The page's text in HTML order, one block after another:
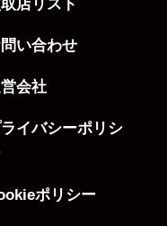
店リスト
い合わせ
会社
イバシーポリシ
ポリシー